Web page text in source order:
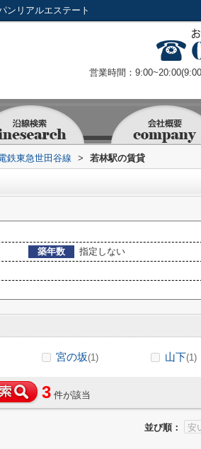
ンリアルエステート
営業時間：
鉄東急世田谷線 > 若林駅の賃貸
築年数
指定しない
宮の坂(1) 山下(1)
3 件が該当
並び順：